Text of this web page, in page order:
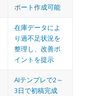
ポート作成可能
在庫データによ
り過不足状況を
整理し、改善ポ
イントを提示
AIテンプレで2～
3日で初稿完成